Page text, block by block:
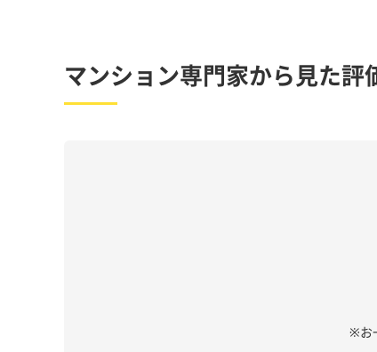
マンション専門家から見た評
※お